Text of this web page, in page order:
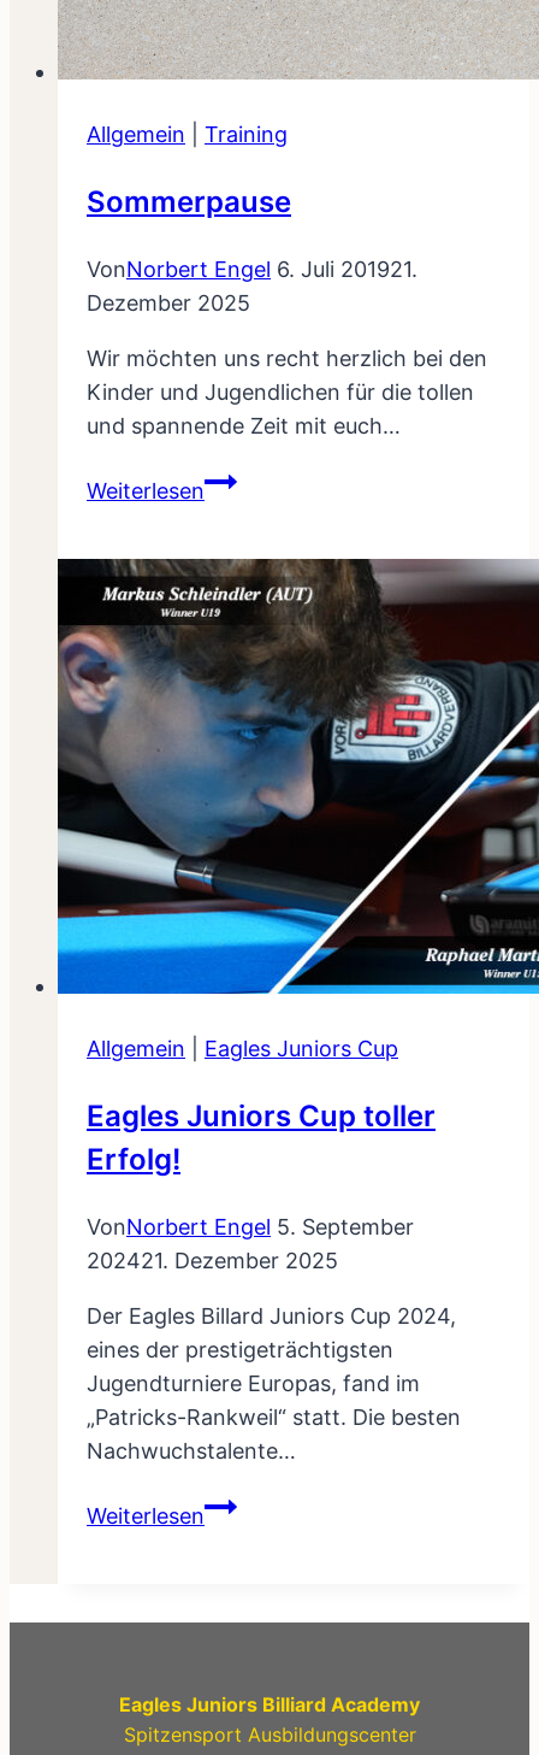
Allgemein Training
Sommerpause
VonNorbert Engel 6. Juli 201921.
Dezember 2025
Wir möchten uns recht herzlich bei den
Kinder und Jugendlichen für die tollen
und spannende Zeit mit euch…
WeiterlesenSommerpause
Allgemein Eagles Juniors Cup
Eagles Juniors Cup toller
Erfolg!
VonNorbert Engel 5. September
202421. Dezember 2025
Der Eagles Billard Juniors Cup 2024,
eines der prestigeträchtigsten
Jugendturniere Europas, fand im
„Patricks-Rankweil“ statt. Die besten
Nachwuchstalente…
WeiterlesenEagles
Eagles Juniors Billiard Academy
Spitzensport Ausbildungscenter